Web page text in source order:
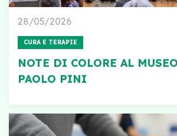
28/05/2026
CURA E TERAPIE
NOTE DI COLORE AL
PAOLO PINI